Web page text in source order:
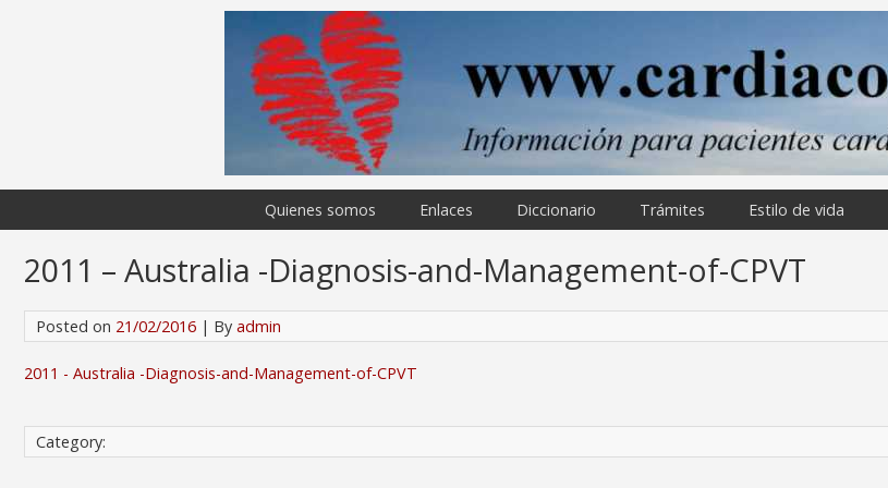
Quienes somos Enlaces Diccionario Trámites Estilo de vida
2011 – Australia -Diagnosis-and-Management-of-CPVT
Posted on 21/02/2016 | By admin
2011 - Australia -Diagnosis-and-Management-of-CPVT
Category: